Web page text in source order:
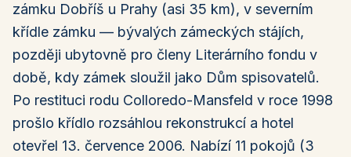
zámku Dobříš u Prahy (asi 35 km), v severním
křídle zámku — bývalých zámeckých stájích,
později ubytovně pro členy Literárního fondu v
době, kdy zámek sloužil jako Dům spisovatelů.
Po restituci rodu Colloredo-Mansfeld v roce 1998
prošlo křídlo rozsáhlou rekonstrukcí a hotel
otevřel 13. července 2006. Nabízí 11 pokojů (3